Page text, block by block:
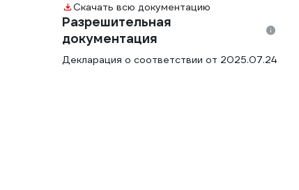
Скачать всю документацию
Разрешительная
документация
Декларация о соответствии от 2025.07.24